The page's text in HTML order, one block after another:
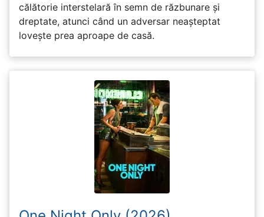
călătorie interstelară în semn de răzbunare și
dreptate, atunci când un adversar neașteptat
lovește prea aproape de casă.